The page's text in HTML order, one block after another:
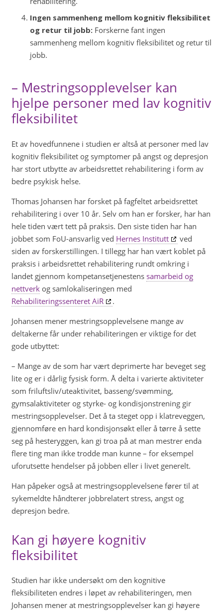
Ingen sammenheng mellom kognitiv fleksibilitet
og retur til jobb: Forskerne fant ingen
sammenheng mellom kognitiv fleksibilitet og retur til
jobb.
– Mestringsopplevelser kan
hjelpe personer med lav kognitiv
fleksibilitet
Et av hovedfunnene i studien er altså at personer med lav
kognitiv fleksibilitet og symptomer på angst og depresjon
har stort utbytte av arbeidsrettet rehabilitering i form av
bedre psykisk helse.
Thomas Johansen har forsket på fagfeltet arbeidsrettet
rehabilitering i over 10 år. Selv om han er forsker, har han
hele tiden vært tett på praksis. Den siste tiden har han
jobbet som FoU-ansvarlig ved Hernes Institutt
ved
siden av forskerstillingen. I tillegg har han vært koblet på
praksis i arbeidsrettet rehabilitering rundt omkring i
landet gjennom kompetansetjenestens samarbeid og
nettverkog samlokaliseringen med
Rehabiliteringssenteret AiR
.
Johansen mener mestringsopplevelsene mange av
deltakerne får under rehabiliteringen er viktige for det
gode utbyttet:
– Mange av de som har vært deprimerte har beveget seg
lite og er i dårlig fysisk form. Å delta i varierte aktiviteter
som friluftsliv/uteaktivitet, basseng/svømming,
gymsalaktiviteter og styrke- og kondisjonstrening gir
mestringsopplevelser. Det å ta steget opp i klatreveggen,
gjennomføre en hard kondisjonsøkt eller å tørre å sette
seg på hesteryggen, kan gi troa på at man mestrer enda
flere ting man ikke trodde man kunne – for eksempel
uforutsette hendelser på jobben eller i livet generelt.
Han påpeker også at mestringsopplevelsene fører til at
sykemeldte håndterer jobbrelatert stress, angst og
depresjon bedre.
Kan gi høyere kognitiv
fleksibilitet
Studien har ikke undersøkt om den kognitive
fleksibiliteten endres i løpet av rehabiliteringen, men
Johansen mener at mestringsopplevelser kan gi høyere